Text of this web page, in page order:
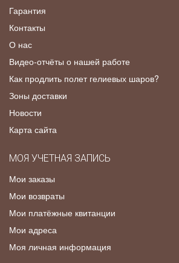
Гарантия
Контакты
О нас
Видео-отчёты о нашей работе
Как продлить полет гелиевых шаров?
Зоны доставки
Новости
Карта сайта
МОЯ УЧЕТНАЯ ЗАПИСЬ
Мои заказы
Мои возвраты
Мои платёжные квитанции
Мои адреса
Моя личная информация